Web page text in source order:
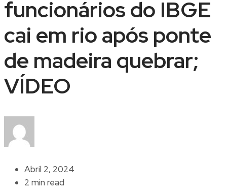
funcionários do IBGE
cai em rio após ponte
de madeira quebrar;
VÍDEO
Abril 2, 2024
2 min read